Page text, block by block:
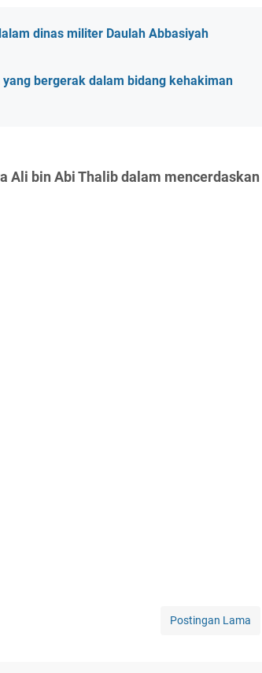
dinas militer Daulah Abbasiyah
bergerak dalam bidang kehakiman
Ali bin Abi Thalib dalam mencerdaskan
Postingan Lama